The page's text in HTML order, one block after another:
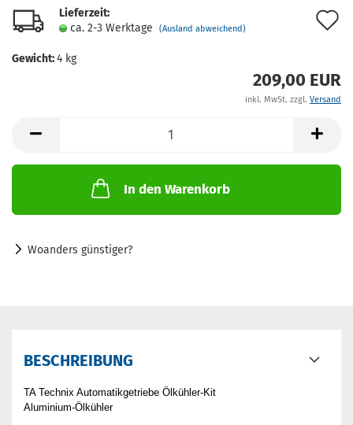
Lieferzeit:
ca. 2-3 Werktage
(Ausland abweichend)
Gewicht:4 kg
209,00 EUR
inkl. MwSt. zzgl. Versand
In den Warenkorb
Woanders günstiger?
BESCHREIBUNG
TA Technix Automatikgetriebe Ölkühler-Kit
Aluminium-Ölkühler